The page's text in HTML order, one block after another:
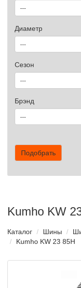
Диаметр
Сезон
Брэнд
Подобрать
Kumho KW
Каталог Шины
Kumho KW 23 85H